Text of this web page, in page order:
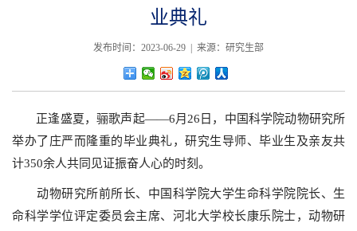
业典礼
发布时间：2023-06-29 | 来源：研究生部
正逢盛夏，骊歌声起——6月26日，中国科学院动物研究所
举办了庄严而隆重的毕业典礼，研究生导师、毕业生及亲友共
计350余人共同见证振奋人心的时刻。
动物研究所前所长、中国科学院大学生命科学院院长、生
命科学学位评定委员会主席、河北大学校长康乐院士，动物研